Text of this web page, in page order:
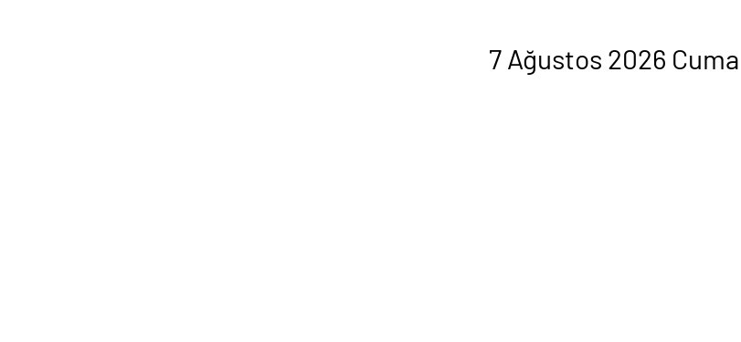
7 Ağustos 2026 Cuma